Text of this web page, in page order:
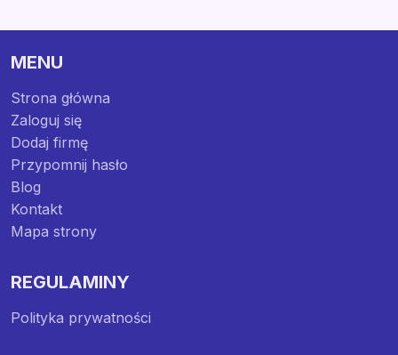
MENU
Strona główna
Zaloguj się
Dodaj firmę
Przypomnij hasło
Blog
Kontakt
Mapa strony
REGULAMINY
Polityka prywatności